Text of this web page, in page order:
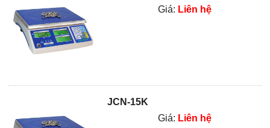
Giá: Liên hệ
JCN-15K
Giá: Liên hệ